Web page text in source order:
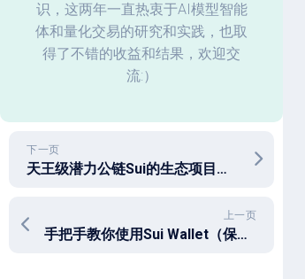
识，这两年一直热衷于AI模型智能
体和量化交易的研究和实践，也取
得了不错的收益和结果，欢迎交
流:）
下一页
天王级潜力公链Sui的生态项目全景一览
上一页
手把手教你使用Sui Wallet（保姆级教程）